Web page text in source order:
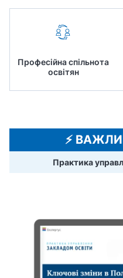
Професійна спільнота
освітян
⚡️
Практика